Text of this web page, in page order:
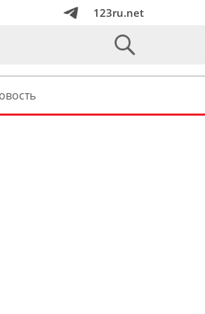
123ru.net